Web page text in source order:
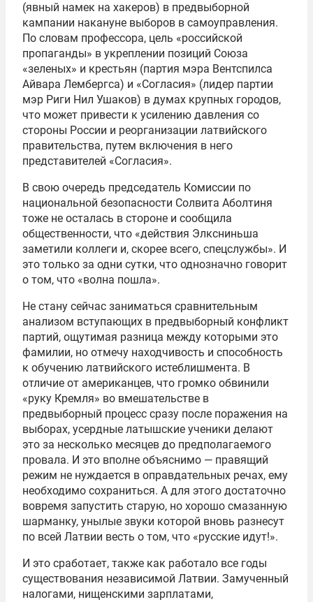
(явный намек на хакеров) в предвыборной
кампании накануне выборов в самоуправления.
По словам профессора, цель «российской
пропаганды» в укреплении позиций Союза
«зеленых» и крестьян (партия мэра Вентспилса
Айвара Лембергса) и «Согласия» (лидер партии
мэр Риги Нил Ушаков) в думах крупных городов,
что может привести к усилению давления со
стороны России и реорганизации латвийского
правительства, путем включения в него
представителей «Согласия».
В свою очередь председатель Комиссии по
национальной безопасности Солвита Аболтиня
тоже не осталась в стороне и сообщила
общественности, что «действия Элксниньша
заметили коллеги и, скорее всего, спецслужбы». И
это только за одни сутки, что однозначно говорит
о том, что «волна пошла».
Не стану сейчас заниматься сравнительным
анализом вступающих в предвыборный конфликт
партий, ощутимая разница между которыми это
фамилии, но отмечу находчивость и способность
к обучению латвийского истеблишмента. В
отличие от американцев, что громко обвинили
«руку Кремля» во вмешательстве в
предвыборный процесс сразу после поражения на
выборах, усердные латышские ученики делают
это за несколько месяцев до предполагаемого
провала. И это вполне объяснимо — правящий
режим не нуждается в оправдательных речах, ему
необходимо сохраниться. А для этого достаточно
вовремя запустить старую, но хорошо смазанную
шарманку, унылые звуки которой вновь разнесут
по всей Латвии весть о том, что «русские идут!».
И это сработает, также как работало все годы
существования независимой Латвии. Замученный
налогами, нищенскими зарплатами,